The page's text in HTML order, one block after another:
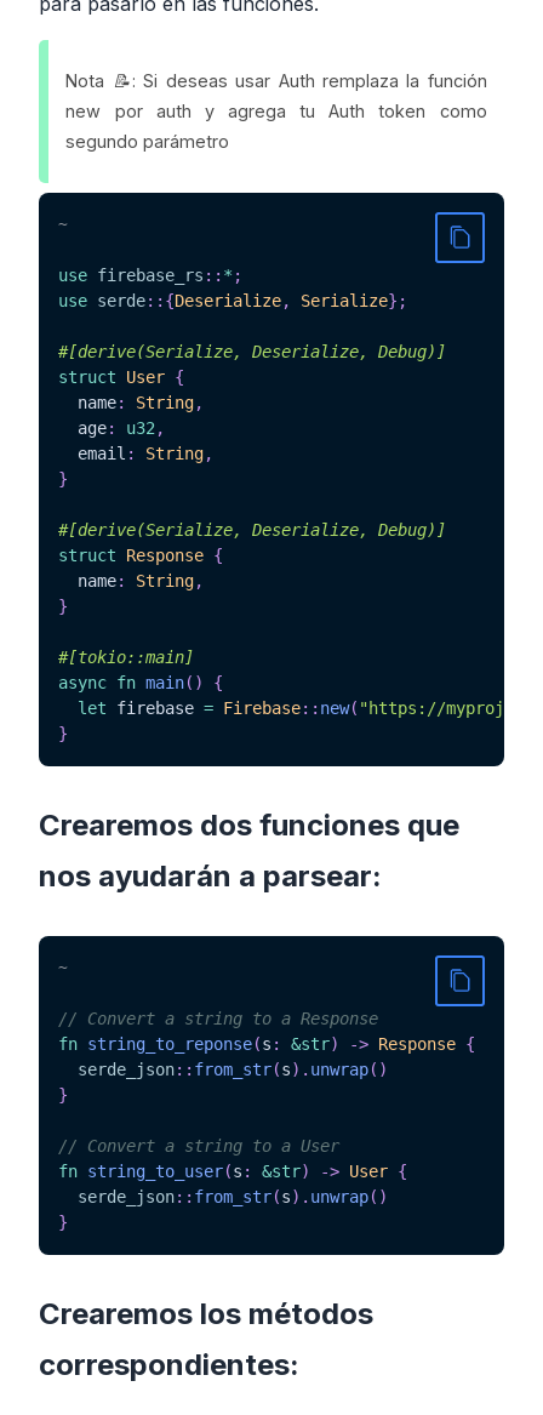
Nota 📝: Si deseas usar Auth remplaza la función
new por auth y agrega tu Auth token como
segundo parámetro
~
use firebase_rs :: * ;
use serde:: {Deserialize, Serialize} ;
#[derive(Serialize, Deserialize, Debug)]
struct
User {
  name
: String,
  age
: u32 ,
  email
: String,
}
#[derive(Serialize, Deserialize, Debug)]
struct
Response {
  name
: String,
}
#[tokio::main]
async fn main( )
{
let firebase = Firebase:: new( "https://
}
Crearemos dos funciones que
nos ayudarán a parsear:
~
// Convert a string to a Response
fn string_to_reponse(s : &str) -> Response {
serde_json:: from_str(s) . unwrap( )
}
// Convert a string to a User
fn string_to_user(s : &str) -> User {
serde_json:: from_str(s) . unwrap( )
}
Crearemos los métodos
correspondientes: